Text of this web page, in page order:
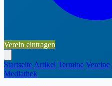
Verein eintragen
Startseite Artikel Termine Vereine
Mediathek